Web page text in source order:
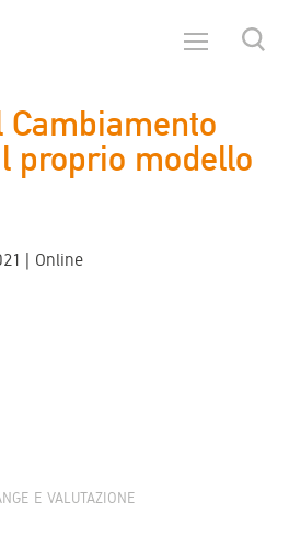
Cambiamento
proprio modello
| Online
E VALUTAZIONE